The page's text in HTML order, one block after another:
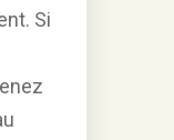
Si